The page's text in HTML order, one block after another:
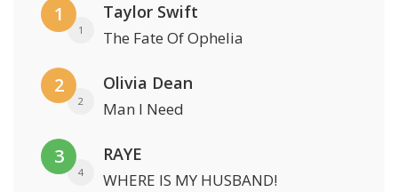
1
1
Taylor Swift
The Fate Of Ophelia
2
2
Olivia Dean
Man I Need
3
4
RAYE
WHERE IS MY HUSBAND!